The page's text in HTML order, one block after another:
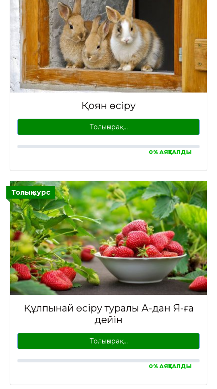
Қоян өсіру
Толығырақ…
0% АЯҚТАЛДЫ
Толық курс
Құлпынай өсіру туралы А-дан Я-ға
дейін
Толығырақ…
0% АЯҚТАЛДЫ